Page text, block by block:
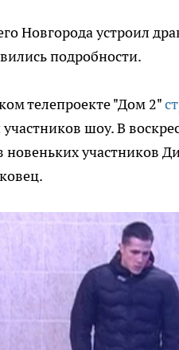
Новгорода устроил
подробности.
телепроекте "Дом 2"
шоу. В
участников